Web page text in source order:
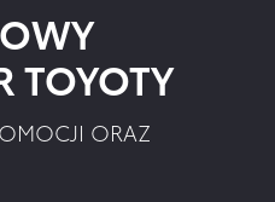
TOYOTY
ORAZ